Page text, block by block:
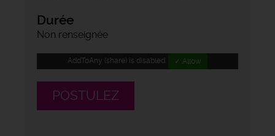
Durée
Non renseignée
AddToAny (share) is disabled. ✓ Allow
POSTULEZ